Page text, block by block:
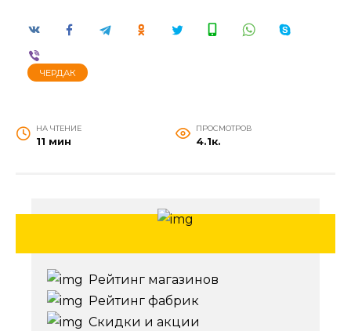
ЧЕРДАК
НА ЧТЕНИЕ
11 мин
ПРОСМОТРОВ
4.1к.
Рейтинг магазинов
Рейтинг фабрик
Скидки и акции